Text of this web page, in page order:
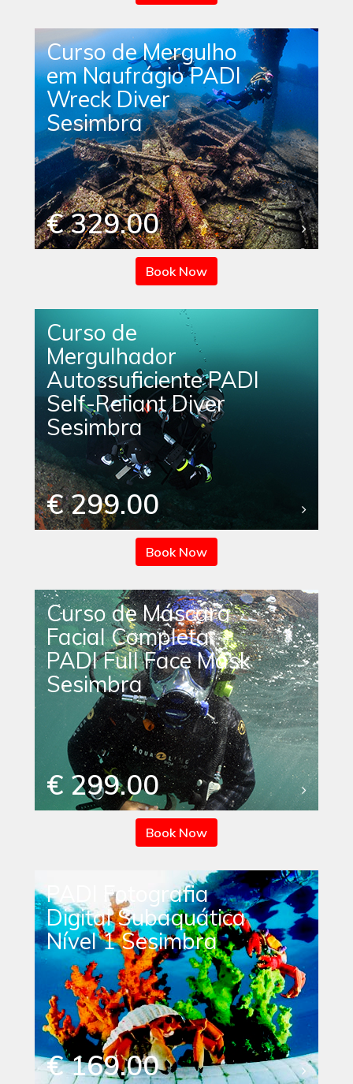
Curso de Mergulho
em Naufrágio PADI
Wreck Diver
Sesimbra
€ 329.00
Book Now
Curso de
Mergulhador
Autossuficiente PADI
Self-Reliant Diver
Sesimbra
€ 299.00
Book Now
Curso de Máscara
Facial Completa
PADI Full Face Mask
Sesimbra
€ 299.00
Book Now
PADI Fotografia
Digital Subaquática
Nível 1 Sesimbra
€ 169.00